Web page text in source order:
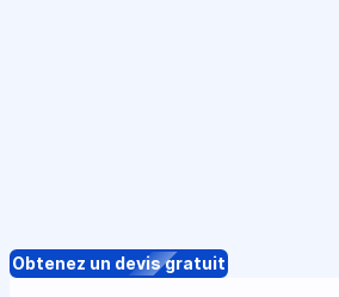
Obtenez un devis gratuit